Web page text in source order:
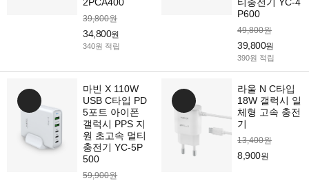
39,800원
34,800원
340원 적립
P600
49,800원
39,800원
390원 적립
마빈 X 110W
USB C타입 PD
5포트 아이폰
갤럭시 PPS 지
원 초고속 멀티
충전기 YC-5P
500
59,900원
라울 N C타입
18W 갤럭시 일
체형 고속 충전
기
13,400원
8,900원